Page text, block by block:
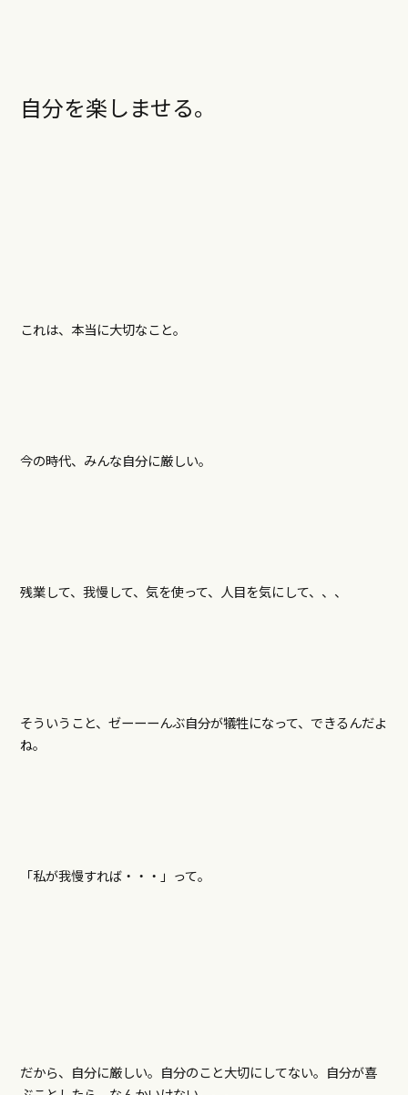
自分を楽しませる。
これは、本当に大切なこと。
今の時代、みんな自分に厳しい。
残業して、我慢して、気を使って、人目を気にして、、、
そういうこと、ゼーーーんぶ自分が犠牲になって、できるんだよ
ね。
「私が我慢すれば・・・」って。
だから、自分に厳しい。自分のこと大切にしてない。自分が喜